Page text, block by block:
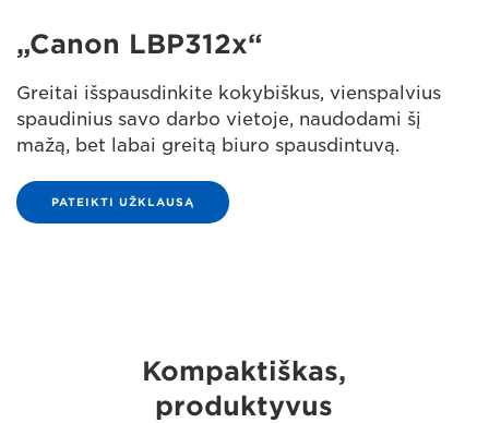
„Canon LBP312x“
Greitai išspausdinkite kokybiškus, vienspalvius
spaudinius savo darbo vietoje, naudodami šį
mažą, bet labai greitą biuro spausdintuvą.
PATEIKTI UŽKLAUSĄ
Kompaktiškas,
produktyvus